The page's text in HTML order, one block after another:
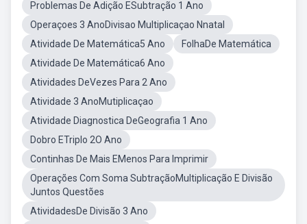
Problemas De Adição ESubtração 1 Ano
Operaçoes 3 AnoDivisao Multiplicaçao Nnatal
Atividade De Matemática5 Ano
FolhaDe Matemática
Atividade De Matemática6 Ano
Atividades DeVezes Para 2 Ano
Atividade 3 AnoMutiplicaçao
Atividade Diagnostica DeGeografia 1 Ano
Dobro ETriplo 2O Ano
Continhas De Mais EMenos Para Imprimir
Operações Com Soma SubtraçãoMultiplicação E Divisão
Juntos Questões
AtividadesDe Divisão 3 Ano